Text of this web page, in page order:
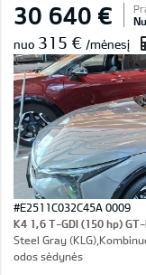
30 640 €
nuo 315 € /mėnesį
#E2511C032C45A 0009
K4 1,6 T-GDI (150 hp)
Steel Gray
odos sėdynės